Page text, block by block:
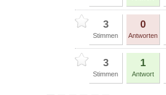
3
Stimmen
0
Antworten
3
Stimmen
1
Antwort